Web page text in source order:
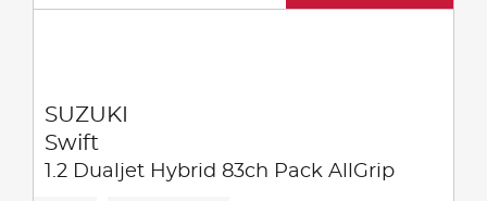
SUZUKI
Swift
1.2 Dualjet Hybrid 83ch Pack AllGrip